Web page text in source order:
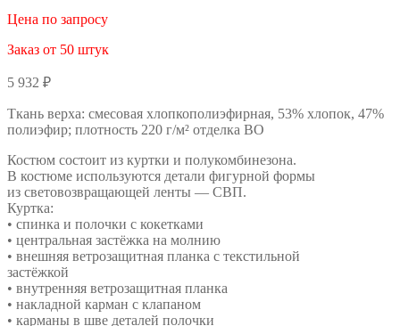
Цена по запросу
Заказ от 50 штук
5 932 ₽
Ткань верха: смесовая хлопкополиэфирная, 53% хлопок, 47%
полиэфир; плотность 220 г/м² отделка ВО
Костюм состоит из куртки и полукомбинезона.
В костюме используются детали фигурной формы
из световозвращающей ленты — СВП.
Куртка:
• спинка и полочки с кокетками
• центральная застёжка на молнию
• внешняя ветрозащитная планка с текстильной
застёжкой
• внутренняя ветрозащитная планка
• накладной карман с клапаном
• карманы в шве деталей полочки